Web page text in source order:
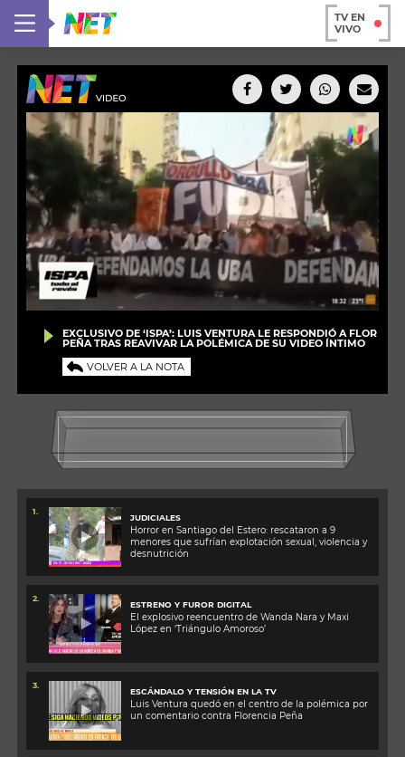
TV EN
VIVO
EXCLUSIVO DE ‘ISPA’: LUIS VENTURA LE RESPONDIÓ A FLOR
PEÑA TRAS REAVIVAR LA POLÉMICA DE SU VIDEO ÍNTIMO
VOLVER A LA NOTA
1.
JUDICIALES
Horror en Santiago del Estero: rescataron a 9
menores que sufrían explotación sexual, violencia y
desnutrición
2.
ESTRENO Y FUROR DIGITAL
El explosivo reencuentro de Wanda Nara y Maxi
López en ‘Triángulo Amoroso’
3.
ESCÁNDALO Y TENSIÓN EN LA TV
Luis Ventura quedó en el centro de la polémica por
un comentario contra Florencia Peña